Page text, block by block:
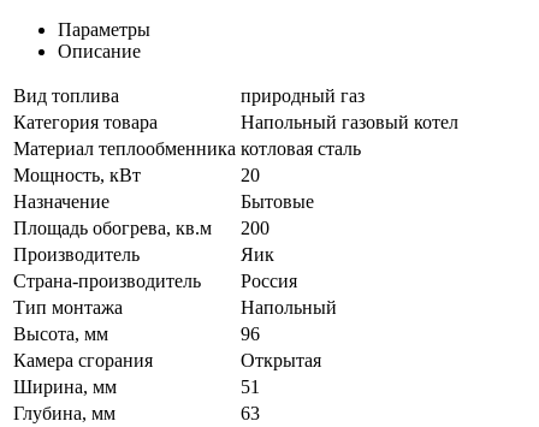
Параметры
Описание
Вид топлива
природный газ
Категория товара
Напольный газовый котел
Материал теплообменника котловая сталь
Мощность, кВт
20
Назначение
Бытовые
Площадь обогрева, кв.м
200
Производитель
Яик
Страна-производитель
Россия
Тип монтажа
Напольный
Высота, мм
96
Камера сгорания
Открытая
Ширина, мм
51
Глубина, мм
63